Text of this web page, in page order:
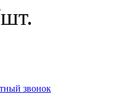
звонок